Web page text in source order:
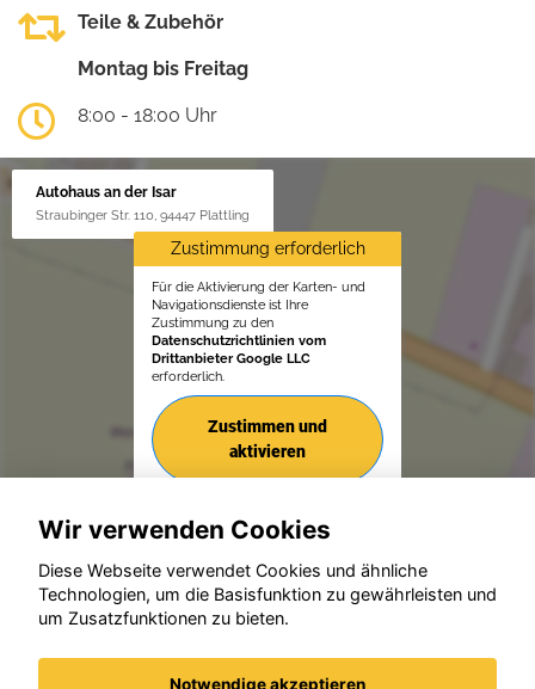
Teile & Zubehör
Montag bis Freitag
8:00 - 18:00 Uhr
Autohaus an der Isar
Straubinger Str. 110, 94447 Plattling
Zustimmung erforderlich
Für die Aktivierung der Karten- und
Navigationsdienste ist Ihre
Zustimmung zu den
Datenschutzrichtlinien vom
Drittanbieter Google LLC
erforderlich.
Zustimmen und
aktivieren
© konjunkturmotor.de GmbH 2020 - 2026
Wir verwenden Cookies
Diese Webseite verwendet Cookies und ähnliche
Technologien, um die Basisfunktion zu gewährleisten und
um Zusatzfunktionen zu bieten.
Notwendige akzeptieren